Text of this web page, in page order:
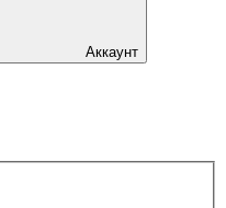
Аккаунт